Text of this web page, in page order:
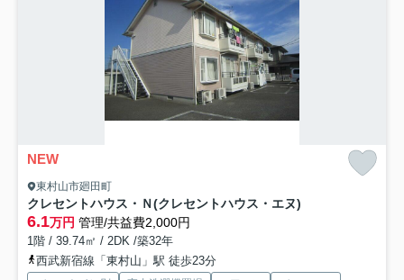
NEW
東村山市廻田町
クレセントハウス・Ｎ(クレセントハウス・エヌ)
6.1万円 管理/共益費2,000円
1階 / 39.74㎡ / 2DK /築32年
西武新宿線「東村山」駅 徒歩23分